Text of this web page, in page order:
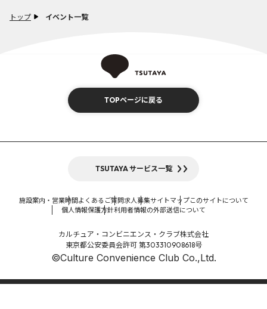
トップ イベント一覧
TOPページに戻る
TSUTAYA サービス一覧
施設案内・営業時間よくあるご質問求人募集サイトマップこのサイトについて
個人情報保護方針利用者情報の外部送信について
カルチュア・コンビニエンス・クラブ株式会社
東京都公安委員会許可 第303310908618号
©Culture Convenience Club Co.,Ltd.